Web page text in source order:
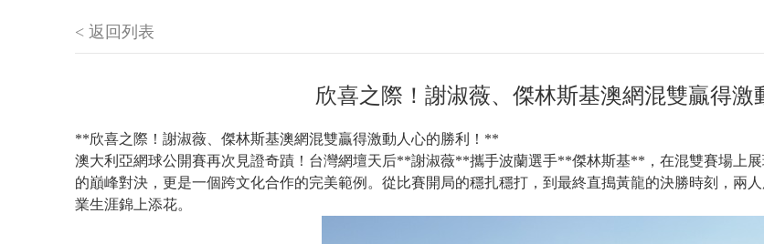
< 返回列表
欣喜之際！謝淑薇、傑林斯基澳網混雙贏得激
**欣喜之際！謝淑薇、傑林斯基澳網混雙贏得激動人心的勝利！**
澳大利亞網球公開賽再次見證奇蹟！台灣網壇天后**謝淑薇**攜手波蘭選手**傑林斯基**，在混雙賽場上
的巔峰對決，更是一個跨文化合作的完美範例。從比賽開局的穩扎穩打，到最終直搗黃龍的決勝時刻，兩
業生涯錦上添花。